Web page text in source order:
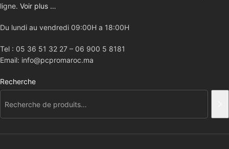
ligne. Voir plus …
Du lundi au vendredi 09:00H a 18:00H
Tel : 05 36 51 32 27 – 06 900 5 8181
Email: info@pcpromaroc.ma
Recherche